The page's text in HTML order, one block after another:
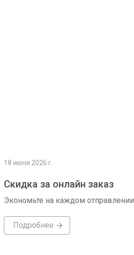
18 июня 2026 г.
Скидка за онлайн заказ
Экономьте на каждом отправлении
Подробнее